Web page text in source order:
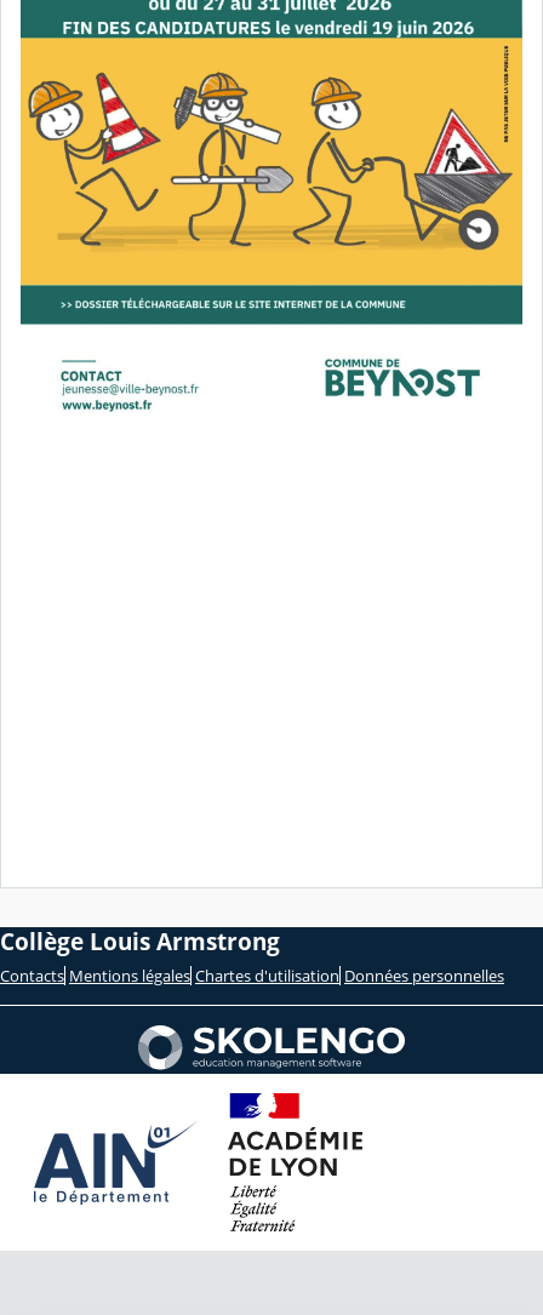
Collège Louis Armstrong
Contacts Mentions légales Chartes d'utilisation Données personnelles